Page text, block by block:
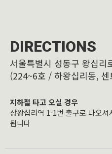
DIRECTIONS
서울특별시 성동구 왕십리
(224~6호 / 하왕십리동, 센
지하철 타고 오실 경우
상왕십리역 1-1번 출구로 나오
됩니다